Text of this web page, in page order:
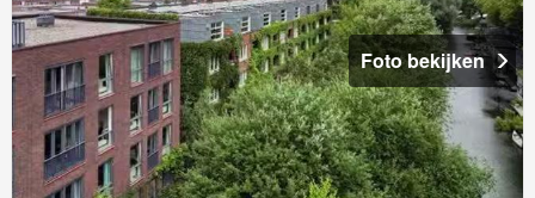
Foto bekijken